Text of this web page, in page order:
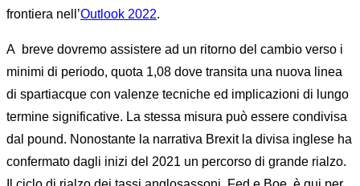
frontiera nell’Outlook 2022.
A breve dovremo assistere ad un ritorno del cambio verso i
minimi di periodo, quota 1,08 dove transita una nuova linea
di spartiacque con valenze tecniche ed implicazioni di lungo
termine significative. La stessa misura può essere condivisa
dal pound. Nonostante la narrativa Brexit la divisa inglese ha
confermato dagli inizi del 2021 un percorso di grande rialzo.